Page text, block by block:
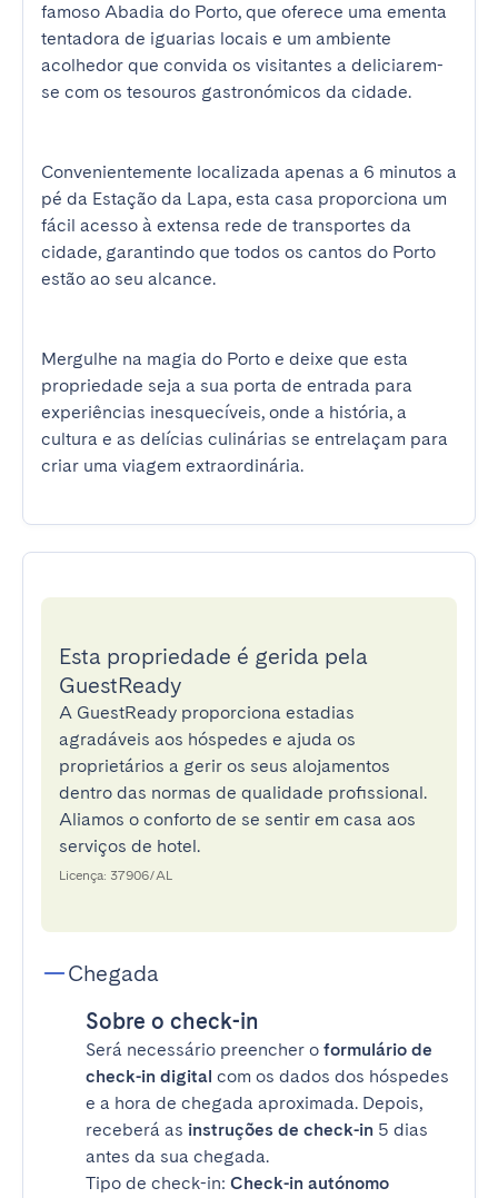
famoso Abadia do Porto, que oferece uma ementa
tentadora de iguarias locais e um ambiente
acolhedor que convida os visitantes a deliciarem-
se com os tesouros gastronómicos da cidade.
Convenientemente localizada apenas a 6 minutos a
pé da Estação da Lapa, esta casa proporciona um
fácil acesso à extensa rede de transportes da
cidade, garantindo que todos os cantos do Porto
estão ao seu alcance.
Mergulhe na magia do Porto e deixe que esta
propriedade seja a sua porta de entrada para
experiências inesquecíveis, onde a história, a
cultura e as delícias culinárias se entrelaçam para
criar uma viagem extraordinária.
Esta propriedade é gerida pela
GuestReady
A GuestReady proporciona estadias
agradáveis aos hóspedes e ajuda os
proprietários a gerir os seus alojamentos
dentro das normas de qualidade profissional.
Aliamos o conforto de se sentir em casa aos
serviços de hotel.
Licença: 37906/AL
Chegada
Sobre o check-in
Será necessário preencher o formulário de
check-in digital com os dados dos hóspedes
e a hora de chegada aproximada. Depois,
receberá as instruções de check-in 5 dias
antes da sua chegada.
Tipo de check-in: Check-in autónomo